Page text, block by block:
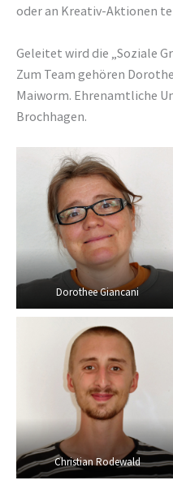
oder an Kreativ-Aktionen
Geleitet wird die „Soziale
Zum Team gehören
Maiworm. Ehrenamtliche
Brochhagen.
Dorothee Giancani
Christian Rodewald